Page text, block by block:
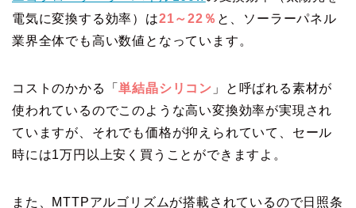
電気に変換する効率）は21～22％ と、ソーラーパネル
業界全体でも高い数値となっています。
コストのかかる「単結晶シリコン 」と呼ばれる素材が
使われているのでこのような高い変換効率が実現され
ていますが、それでも価格が抑えられていて、セール
時には1万円以上安く買うことができますよ。
また、MTTPアルゴリズムが搭載されているので日照条